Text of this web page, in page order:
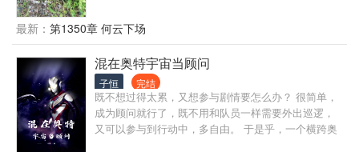
最新： 第1350章 何云下场
混在奥特宇宙当顾问
子恒 完结
既不想过得太累，又想参与剧情要怎么办？ 很简单，
成为顾问就行了，既不用和队员一样需要外出巡逻，
又可以参与到行动中，多自由。 于是乎，一个横跨奥